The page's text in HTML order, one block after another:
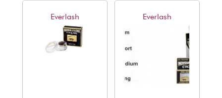
Everlash Everlash